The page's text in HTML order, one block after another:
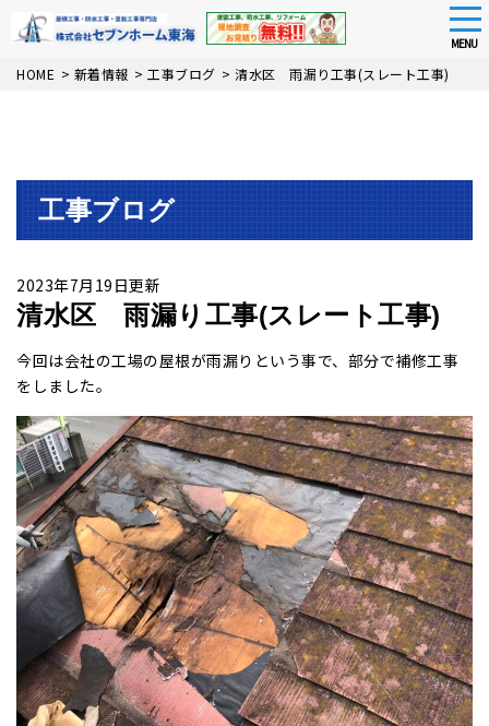
Skip
MENU
HOME > 新着情報 > 工事ブログ > 清水区 雨漏り工事(スレート工事)
工事ブログ
2023年7月19日更新
清水区 雨漏り工事(スレート工事)
今回は会社の工場の屋根が雨漏りという事で、部分で補修工事
をしました。